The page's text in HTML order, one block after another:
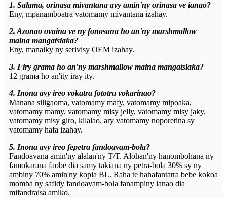
1. Salama, orinasa mivantana avy amin'ny orinasa ve ianao?
Eny, mpanamboatra vatomamy mivantana izahay.
2. Azonao ovaina ve ny fonosana ho an'ny marshmallow
maina mangatsiaka?
Eny, manaiky ny serivisy OEM izahay.
3. Firy grama ho an'ny marshmallow maina mangatsiaka?
12 grama ho an'ity iray ity.
4. Inona avy ireo vokatra fototra vokarinao?
Manana siligaoma, vatomamy mafy, vatomamy mipoaka,
vatomamy mamy, vatomamy misy jelly, vatomamy misy jaky,
vatomamy misy giro, kilalao, ary vatomamy noporetina sy
vatomamy hafa izahay.
5. Inona avy ireo fepetra fandoavam-bola?
Fandoavana amin'ny alalan'ny T/T. Alohan'ny hanombohana ny
famokarana faobe dia samy takiana ny petra-bola 30% sy ny
ambiny 70% amin'ny kopia BL. Raha te hahafantatra bebe kokoa
momba ny safidy fandoavam-bola fanampiny ianao dia
mifandraisa amiko.